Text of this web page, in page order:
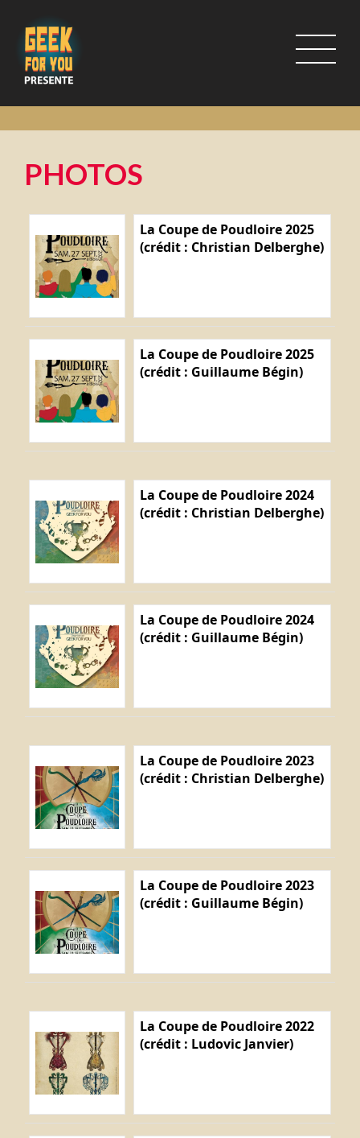
PHOTOS
La Coupe de Poudloire 2025
(crédit : Christian Delberghe)
La Coupe de Poudloire 2025
(crédit : Guillaume Bégin)
La Coupe de Poudloire 2024
(crédit : Christian Delberghe)
La Coupe de Poudloire 2024
(crédit : Guillaume Bégin)
La Coupe de Poudloire 2023
(crédit : Christian Delberghe)
La Coupe de Poudloire 2023
(crédit : Guillaume Bégin)
La Coupe de Poudloire 2022
(crédit : Ludovic Janvier)